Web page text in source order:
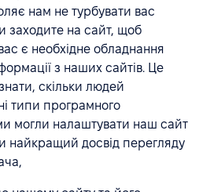
нам не турбувати вас
заходите на сайт, щоб
є необхідне обладнання
з наших сайтів. Це
скільки людей
типи програмного
могли налаштувати наш сайт
найкращий досвід перегляду